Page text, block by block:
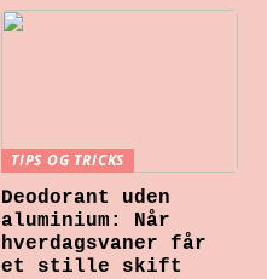
TIPS OG TRICKS
Deodorant uden
aluminium: Når
hverdagsvaner får
et stille skift